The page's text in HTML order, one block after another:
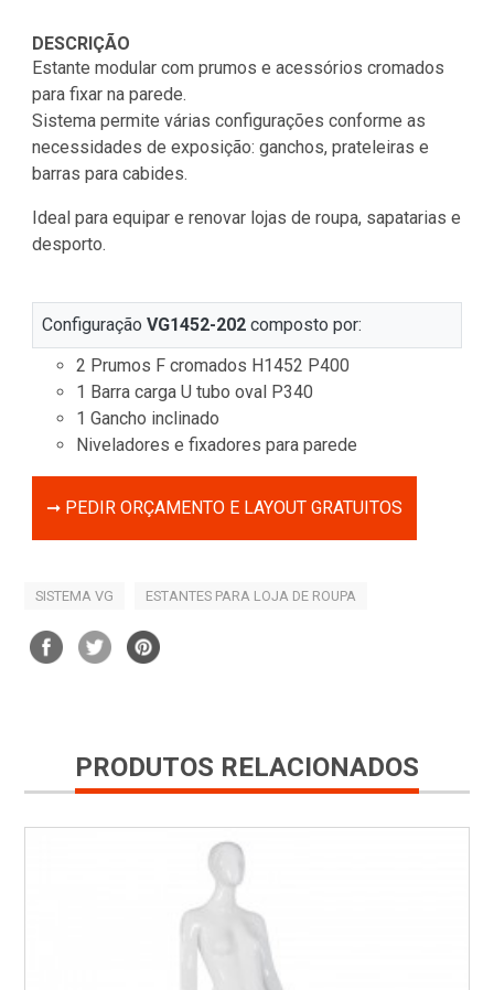
DESCRIÇÃO
Estante modular com prumos e acessórios cromados
para fixar na parede.
Sistema permite várias configurações conforme as
necessidades de exposição: ganchos, prateleiras e
barras para cabides.
Ideal para equipar e renovar lojas de roupa, sapatarias e
desporto.
Configuração VG1452-202composto por:
2 Prumos F cromados H1452 P400
1 Barra carga U tubo oval P340
1 Gancho inclinado
Niveladores e fixadores para parede
➞ PEDIR ORÇAMENTO E LAYOUT GRATUITOS
SISTEMA VG ESTANTES PARA LOJA DE ROUPA
PRODUTOS RELACIONADOS